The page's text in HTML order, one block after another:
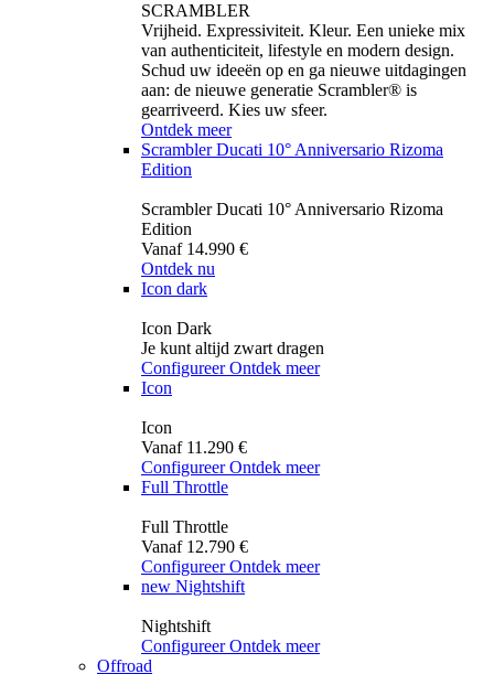
SCRAMBLER
Vrijheid. Expressiviteit. Kleur. Een unieke mix
van authenticiteit, lifestyle en modern design.
Schud uw ideeën op en ga nieuwe uitdagingen
aan: de nieuwe generatie Scrambler® is
gearriveerd. Kies uw sfeer.
Ontdek meer
Scrambler Ducati 10° Anniversario Rizoma
Edition
Scrambler Ducati 10° Anniversario Rizoma
Edition
Vanaf 14.990 €
Ontdek nu
Icon dark
Icon Dark
Je kunt altijd zwart dragen
Configureer Ontdek meer
Icon
Icon
Vanaf 11.290 €
Configureer Ontdek meer
Full Throttle
Full Throttle
Vanaf 12.790 €
Configureer Ontdek meer
new Nightshift
Nightshift
Configureer Ontdek meer
Offroad